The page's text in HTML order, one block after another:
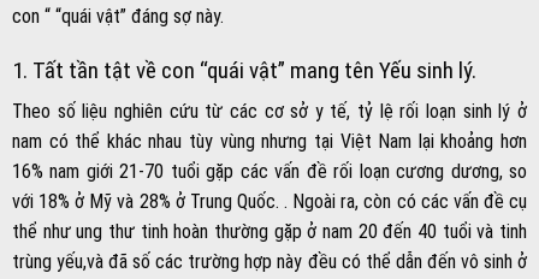
con “ “quái vật” đáng sợ này.
1. Tất tần tật về con “quái vật” mang tên Yếu sinh lý.
Theo số liệu nghiên cứu từ các cơ sở y tế, tỷ lệ rối loạn sinh lý ở
nam có thể khác nhau tùy vùng nhưng tại Việt Nam lại khoảng hơn
16% nam giới 21-70 tuổi gặp các vấn đề rối loạn cương dương, so
với 18% ở Mỹ và 28% ở Trung Quốc. . Ngoài ra, còn có các vấn đề cụ
thể như ung thư tinh hoàn thường gặp ở nam 20 đến 40 tuổi và tinh
trùng yếu,và đã số các trường hợp này đều có thể dẫn đến vô sinh ở